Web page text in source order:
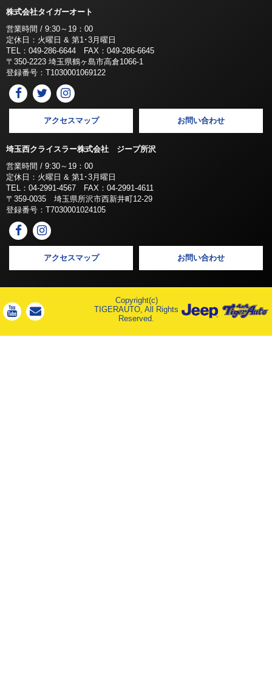
株式会社タイガーオート
営業時間 / 9:30～19：00
定休日：火曜日 & 第1･3月曜日
TEL：049-286-6644 FAX：049-286-6645
〒350-2223 埼玉県鶴ヶ島市高倉1066-1
登録番号：T1030001069122
アクセスマップ お問い合わせ
埼玉西クライスラー株式会社 ジープ所沢
営業時間 / 9:30～19：00
定休日：火曜日 & 第1･3月曜日
TEL：04-2991-4567 FAX：04-2991-4611
〒359-0035 埼玉県所沢市西新井町12-29
登録番号：T7030001024105
アクセスマップ お問い合わせ
Copyright(c)
TIGERAUTO, All Rights
Reserved.